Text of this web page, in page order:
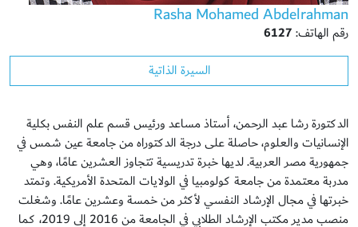
Rasha Mohamed Abdelrahman
رقم الهاتف:6127
السيرة الذاتية
الدكتورة رشا عبد الرحمن، أستاذ مساعد ورئيس قسم علم النفس بكلية
الإنسانيات والعلوم، حاصلة على درجة الدكتوراه من جامعة عين شمس في
جمهورية مصر العربية. لديها خبرة تدريسية تتجاوز العشرين عامًا، وهي
مدربة معتمدة من جامعة كولومبيا في الولايات المتحدة الأمريكية. وتمتد
خبرتها في مجال الإرشاد النفسي لأكثر من خمسة وعشرين عامًا. وشغلت
منصب مدير مكتب الإرشاد الطلابي في الجامعة من 2016 إلى 2019، كما